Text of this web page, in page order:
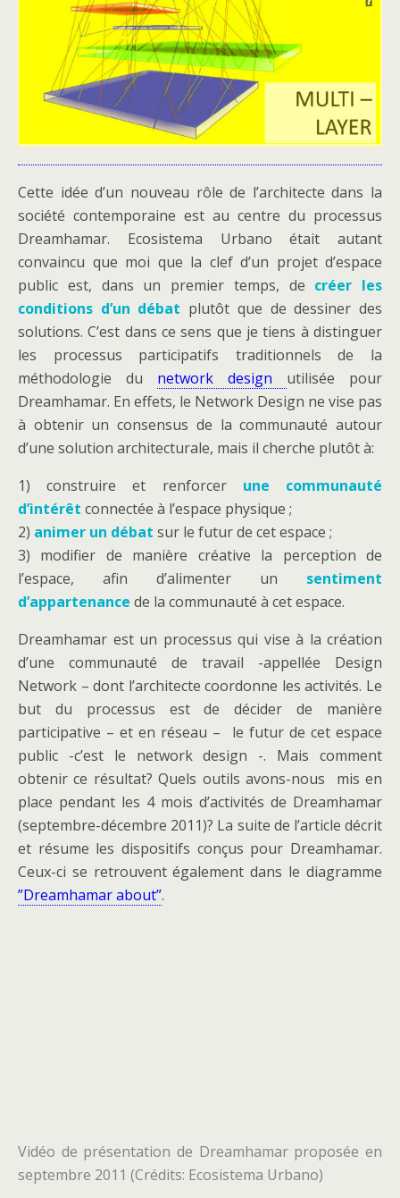
Cette idée d’un nouveau rôle de l’architecte dans la
société contemporaine est au centre du processus
Dreamhamar. Ecosistema Urbano était autant
convaincu que moi que la clef d’un projet d’espace
public est, dans un premier temps, de créer les
conditions d’un débat plutôt que de dessiner des
solutions. C’est dans ce sens que je tiens à distinguer
les processus participatifs traditionnels de la
méthodologie du network design utilisée pour
Dreamhamar. En effets, le Network Design ne vise pas
à obtenir un consensus de la communauté autour
d’une solution architecturale, mais il cherche plutôt à:
1) construire et renforcer
une communauté
d’intérêt connectée à l’espace physique ;
2) animer un débat sur le futur de cet espace ;
3) modifier de manière créative la perception de
l’espace, afin d’alimenter un sentiment
d’appartenance de la communauté à cet espace.
Dreamhamar est un processus qui vise à la création
d’une communauté de travail -appellée Design
Network – dont l’architecte coordonne les activités. Le
but du processus est de décider de manière
participative – et en réseau – le futur de cet espace
public -c’est le network design -. Mais comment
obtenir ce résultat? Quels outils avons-nous mis en
place pendant les 4 mois d’activités de Dreamhamar
(septembre-décembre 2011)? La suite de l’article décrit
et résume les dispositifs conçus pour Dreamhamar.
Ceux-ci se retrouvent également dans le diagramme
”Dreamhamar about”.
Vidéo de présentation de Dreamhamar proposée en
septembre 2011 (Crédits: Ecosistema Urbano)